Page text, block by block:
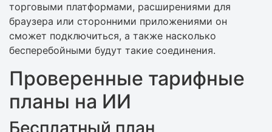
торговыми платформами, расширениями для
браузера или сторонними приложениями он
сможет подключиться, а также насколько
бесперебойными будут такие соединения.
Проверенные тарифные
планы на ИИ
Бесплатный план